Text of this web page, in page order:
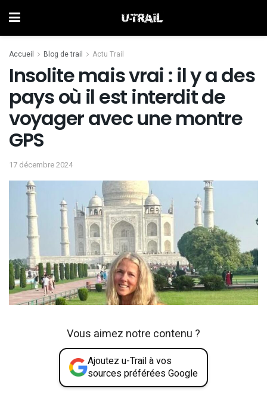
Accueil Blog de trail Actu Trail
Insolite mais vrai : il y a des
pays où il est interdit de
voyager avec une montre
GPS
17 décembre 2024
Vous aimez notre contenu ?
Ajoutez u-Trail à vos
sources préférées Google